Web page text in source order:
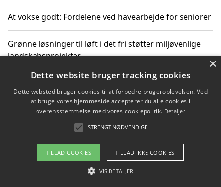
At vokse godt: Fordelene ved havearbejde for seniorer
Grønne løsninger til løft i det fri støtter miljøvenlige
landskabsprojekter
Gør haven til et frirum for familien og naturen
Copyright 2026 - Pilanto Aps
Om / kontakt
Blog Betingelser
×
Dette website bruger tracking cookies
Dette websted bruger cookies til at forbedre brugeroplevelsen. Ved
at bruge vores hjemmeside accepterer du alle cookies i
overensstemmelse med vores cookiepolitik. Detaljer
STRENGT NØDVENDIGE
TILLAD COOKIES TILLAD IKKE COOKIES
VIS DETALJER